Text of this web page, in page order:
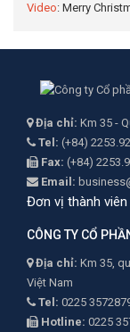
Video: Merry
Địa chỉ: Km 35 -
Tel: (+84)
Fax: (+84)
Email:
Đơn vị thành viên
CÔNG TY CỔ
Địa chỉ: Km 35,
Việt Nam
Tel: 0225
Hotline: 0225